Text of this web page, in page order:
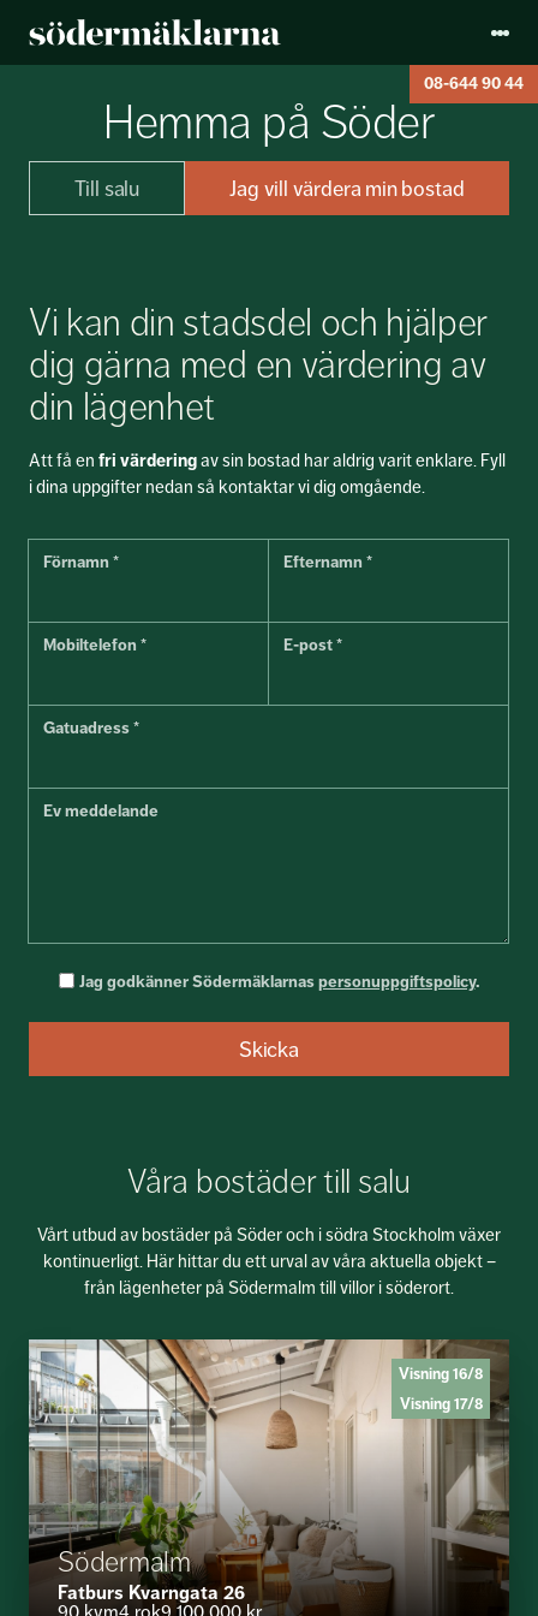
08-644 90 44
Hemma på Söder
Till salu Jag vill värdera min bostad
Vi kan din stadsdel och hjälper
dig gärna med en värdering av
din lägenhet
Att få en fri värderingav sin bostad har aldrig varit enklare. Fyll
i dina uppgifter nedan så kontaktar vi dig omgående.
Förnamn * Efternamn *
Mobiltelefon * E-post *
Gatuadress *
Ev meddelande
Jag godkänner Södermäklarnaspersonuppgiftspolicy.
Skicka
Våra bostäder till salu
Vårt utbud av bostäder på Söder och i södra Stockholm växer
kontinuerligt. Här hittar du ett urval av våra aktuella objekt –
från lägenheter på Södermalm till villor i söderort.
Visning 16/8
Visning 17/8
Södermalm
Fatburs Kvarngata 26